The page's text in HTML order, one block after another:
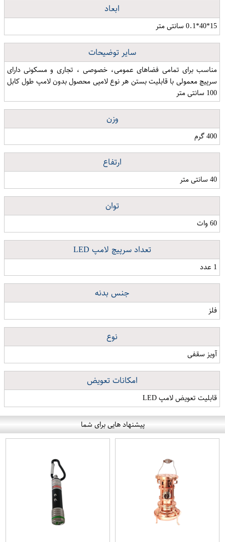
ابعاد
15*40*0.1 سانتی متر
سایر توضیحات
مناسب برای تمامی فضاهای عمومی، خصوصی ، تجاری و مسکونی دارای
سرپیچ معمولی با قابلیت بستن هر نوع لامپی محصول بدون لامپ طول کابل
100 سانتی متر
وزن
400 گرم
ارتفاع
40 سانتی متر
توان
60 وات
تعداد سرپیچ لامپ LED
1 عدد
جنس بدنه
فلز
نوع
آویز سقفی
امکانات تعویض
قابلیت تعویض لامپ LED
پیشنهاد هایی برای شما